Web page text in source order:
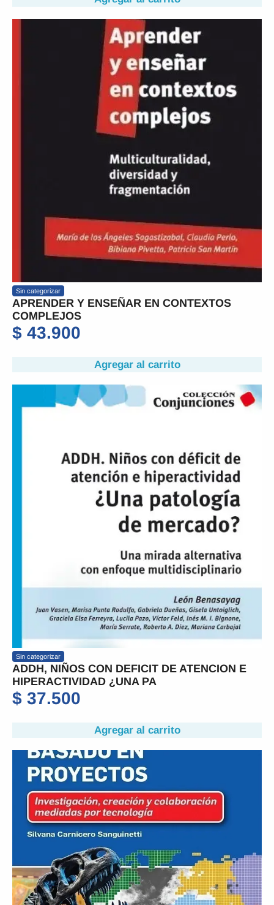
Sin categorizar
APRENDER Y ENSEÑAR EN CONTEXTOS
COMPLEJOS
$ 43.900
Agregar al carrito
Sin categorizar
ADDH, NIÑOS CON DEFICIT DE ATENCION E
HIPERACTIVIDAD ¿UNA PA
$ 37.500
Agregar al carrito